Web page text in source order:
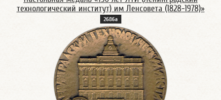
технологический институт) им Ленсовета (1828-1978)»
2686а